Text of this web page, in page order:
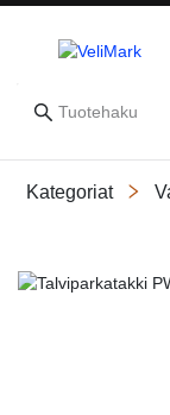
Kategoriat
Slide 1 of 1